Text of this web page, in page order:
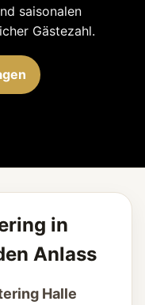
saisonalen
Gästezahl.
in
Anlass
Halle